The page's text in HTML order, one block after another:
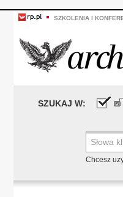
SZKOLENIA I
SZUKAJ W:
Chcesz